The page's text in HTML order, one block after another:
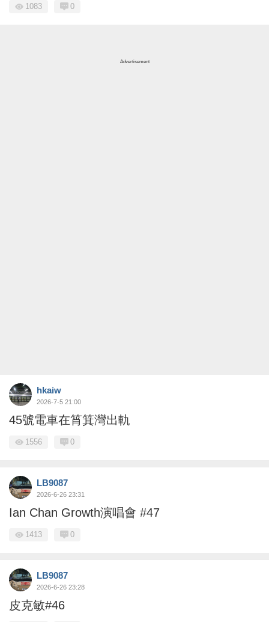
1083 0
Advertisement
hkaiw
2026-7-5 21:00
45號電車在筲箕灣出軌
1556 0
LB9087
2026-6-26 23:31
Ian Chan Growth演唱會 #47
1413 0
LB9087
2026-6-26 23:28
皮克敏#46